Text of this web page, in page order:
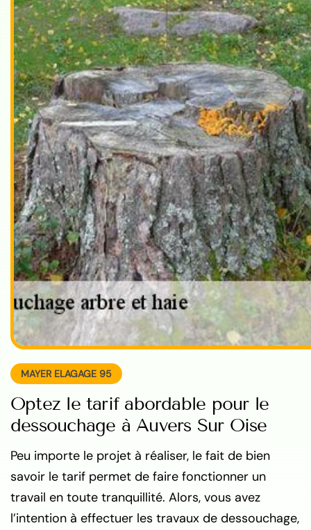
MAYER ELAGAGE 95
Optez le tarif abordable pour le
dessouchage à Auvers Sur Oise
Peu importe le projet à réaliser, le fait de bien
savoir le tarif permet de faire fonctionner un
travail en toute tranquillité. Alors, vous avez
l’intention à effectuer les travaux de dessouchage,